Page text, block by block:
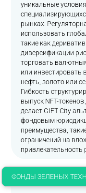
уникальные
рынках.
использовать
такие как
диверсификации
торговать
или инвестировать
нефть, золото или
Гибкость
выпуск NFT-
делает GIFT City
фондовым
преимущества,
ограничений на
привлекательность
ФОНДЫ ЗЕЛЕНЫХ